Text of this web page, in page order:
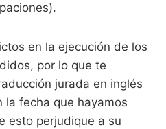
en la ejecución de los
por lo que te
jurada en inglés
la fecha que hayamos
esto perjudique a su